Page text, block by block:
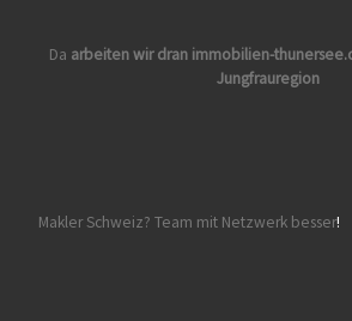
Da arbeiten wir dran immobilien-
Jungfrauregion
Makler Schweiz? Team mit Netzwerk besser!